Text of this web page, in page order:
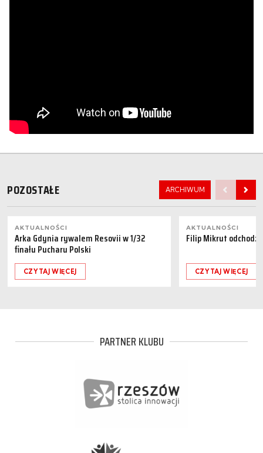
POZOSTAŁE ARCHIWUM
AKTUALNOŚCI
Arka Gdynia rywalem Resovii w 1/32
finału Pucharu Polski
CZYTAJ WIĘCEJ
AKTUALNOŚCI
Filip Mikrut
CZYTAJ WIĘCEJ
PARTNER KLUBU